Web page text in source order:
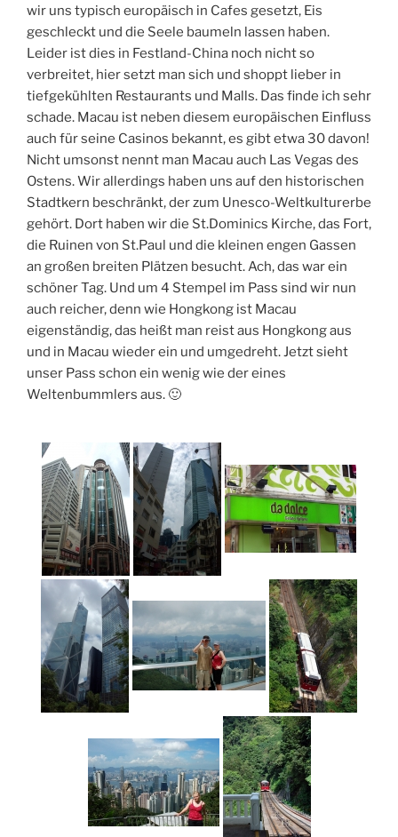
wir uns typisch europäisch in Cafes gesetzt, Eis
geschleckt und die Seele baumeln lassen haben.
Leider ist dies in Festland-China noch nicht so
verbreitet, hier setzt man sich und shoppt lieber in
tiefgekühlten Restaurants und Malls. Das finde ich sehr
schade. Macau ist neben diesem europäischen Einfluss
auch für seine Casinos bekannt, es gibt etwa 30 davon!
Nicht umsonst nennt man Macau auch Las Vegas des
Ostens. Wir allerdings haben uns auf den historischen
Stadtkern beschränkt, der zum Unesco-Weltkulturerbe
gehört. Dort haben wir die St.Dominics Kirche, das Fort,
die Ruinen von St.Paul und die kleinen engen Gassen
an großen breiten Plätzen besucht. Ach, das war ein
schöner Tag. Und um 4 Stempel im Pass sind wir nun
auch reicher, denn wie Hongkong ist Macau
eigenständig, das heißt man reist aus Hongkong aus
und in Macau wieder ein und umgedreht. Jetzt sieht
unser Pass schon ein wenig wie der eines
Weltenbummlers aus. 🙂